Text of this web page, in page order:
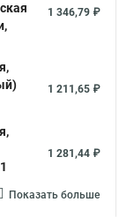
1 346,79 ₽
1 211,65 ₽
1 281,44 ₽
Показать больше